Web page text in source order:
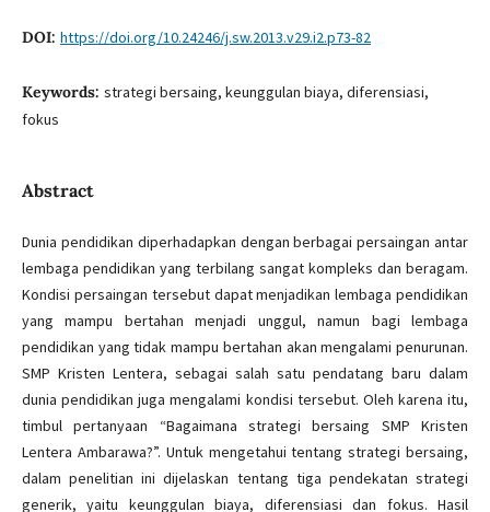
DOI: https://doi.org/10.24246/j.sw.2013.v29.i2.p73-82
Keywords: strategi bersaing, keunggulan biaya, diferensiasi,
fokus
Abstract
Dunia pendidikan diperhadapkan dengan berbagai persaingan antar
lembaga pendidikan yang terbilang sangat kompleks dan beragam.
Kondisi persaingan tersebut dapat menjadikan lembaga pendidikan
yang mampu bertahan menjadi unggul, namun bagi lembaga
pendidikan yang tidak mampu bertahan akan mengalami penurunan.
SMP Kristen Lentera, sebagai salah satu pendatang baru dalam
dunia pendidikan juga mengalami kondisi tersebut. Oleh karena itu,
timbul pertanyaan “Bagaimana strategi bersaing SMP Kristen
Lentera Ambarawa?”. Untuk mengetahui tentang strategi bersaing,
dalam penelitian ini dijelaskan tentang tiga pendekatan strategi
generik, yaitu keunggulan biaya, diferensiasi dan fokus. Hasil